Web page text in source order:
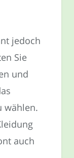
jedoch
Sie
und
wählen.
auch